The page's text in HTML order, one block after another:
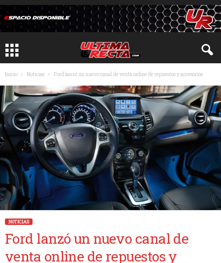
Inicio Noticias Ford lanzó un nuevo canal de venta online de repuestos y accesorios
NOTICIAS
Ford lanzó un nuevo canal de
venta online de repuestos y